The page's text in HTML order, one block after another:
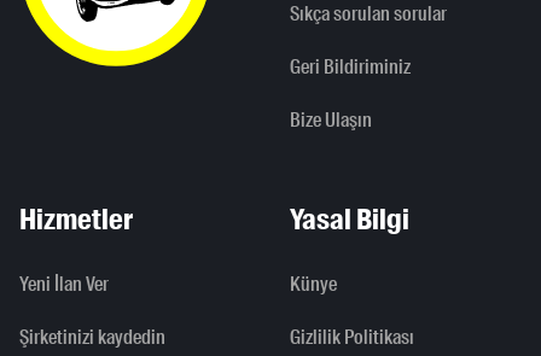
Sıkça sorulan sorular
Geri Bildiriminiz
Bize Ulaşın
Hizmetler
Yeni İlan Ver
Şirketinizi kaydedin
Yasal Bilgi
Künye
Gizlilik Politikası